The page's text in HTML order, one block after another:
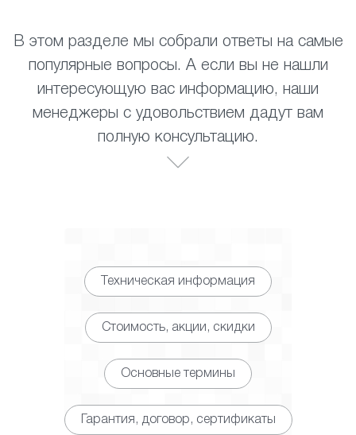
В этом разделе мы собрали ответы на самые
популярные вопросы. А если вы не нашли
интересующую вас информацию, наши
менеджеры с удовольствием дадут вам
полную консультацию.
Техническая информация
Стоимость, акции, скидки
Основные термины
Гарантия, договор, сертификаты